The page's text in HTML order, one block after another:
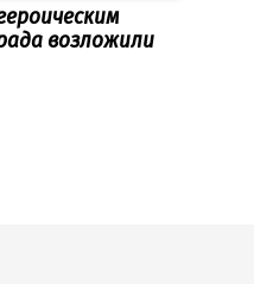
возложили